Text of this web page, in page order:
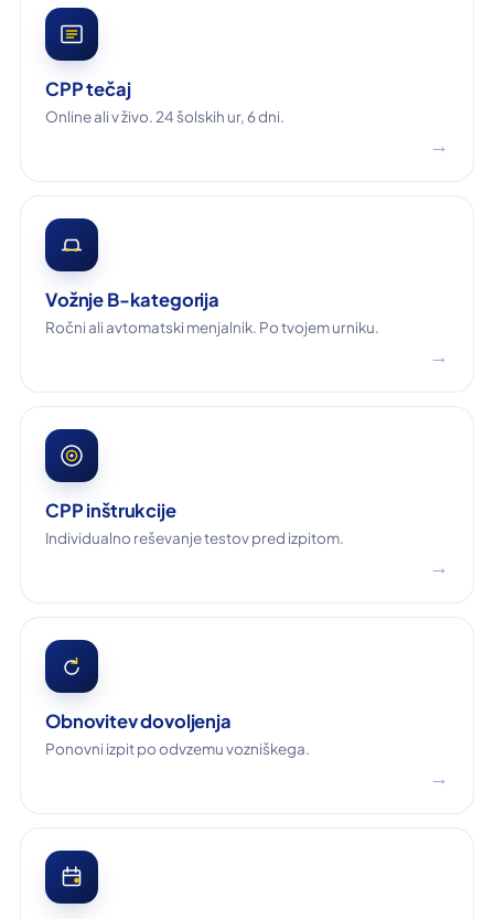
CPP tečaj
Online ali v živo. 24 šolskih ur, 6 dni.
→
Vožnje B-kategorija
Ročni ali avtomatski menjalnik. Po tvojem urniku.
→
CPP inštrukcije
Individualno reševanje testov pred izpitom.
→
Obnovitev dovoljenja
Ponovni izpit po odvzemu vozniškega.
→